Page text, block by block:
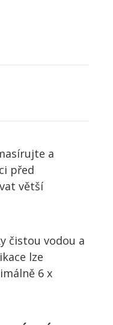
a
před
větší
čistou vodou a
lze
6 x